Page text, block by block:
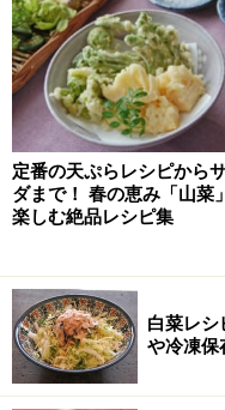
◆いつもと違うお節料
1.【白菜の蒸しシュウマ
2. 【野菜マリネのチー
3.【茹で豚】
4.【鮭のミニコロッケ】
5.【炊飯ジャーで作る
7.【応用が利く紅白なま
8.【寿信田煮】
9.【17分で出来る、伊
10.【黒豆の煮方】
定番の天ぷらレシピから
ダまで！ 春の恵み「山菜
楽しむ絶品レシピ集
白菜レ
や冷凍保